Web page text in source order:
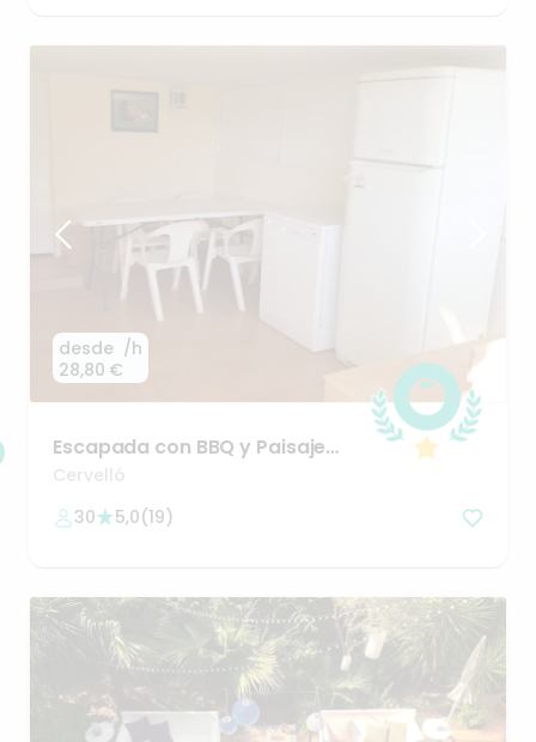
desde
28,80 €
/h
Escapada con BBQ y Paisaje
único.
Cervelló
30
5,0(19)